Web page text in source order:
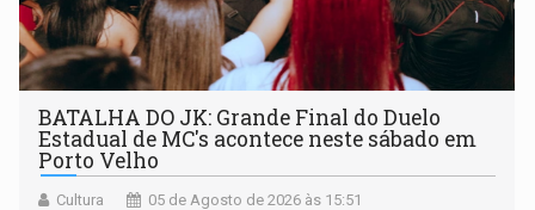
BATALHA DO JK: Grande Final do Duelo
Estadual de MC's acontece neste sábado em
Porto Velho
Cultura 05 de Agosto de 2026 às 15:51